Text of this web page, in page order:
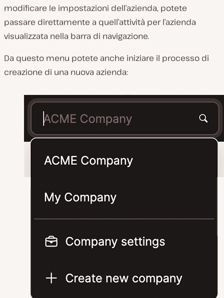
modificare le impostazioni dell’azienda, potete
passare direttamente a quell’attività per l’azienda
visualizzata nella barra di navigazione.
Da questo menu potete anche iniziare il processo di
creazione di una nuova azienda: